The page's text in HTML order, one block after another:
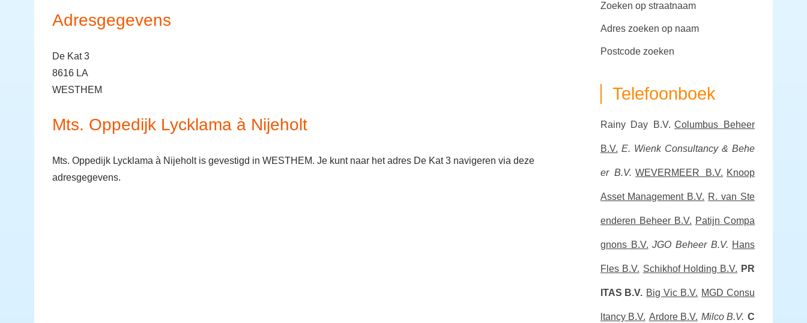
Adresgegevens
De Kat 3
8616 LA
WESTHEM
Mts. Oppedijk Lycklama à Nijeholt
Mts. Oppedijk Lycklama à Nijeholt is gevestigd in WESTHEM. Je kunt naar het adres De Kat 3 navigeren via deze
adresgegevens.
zoeken op straatnaam
adres zoeken op naam
postcode zoeken
Telefoonboek
Rainy Day B.V. Columbus Beheer
B.V. E. Wienk Consultancy & Behe
er B.V. WEVERMEER B.V. Knoop
Asset Management B.V. R. van Ste
enderen Beheer B.V. Patijn Compa
gnons B.V. JGO Beheer B.V. Hans
Fles B.V. Schikhof Holding B.V. PR
ITAS B.V. Big Vic B.V. MGD Consu
ltancy B.V. Ardore B.V. Milco B.V. C